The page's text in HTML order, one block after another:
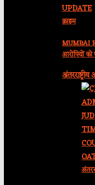
क्राइम
MUMBAI
आरोपियों